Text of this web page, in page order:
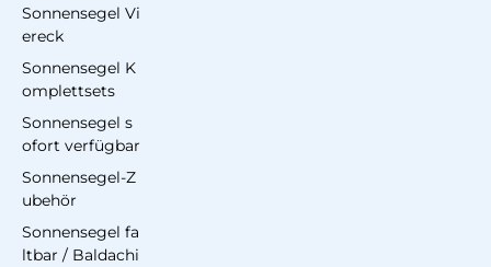
Sonnensegel Vi
ereck
Sonnensegel K
omplettsets
Sonnensegel s
ofort verfügbar
Sonnensegel-Z
ubehör
Sonnensegel fa
ltbar / Baldachi